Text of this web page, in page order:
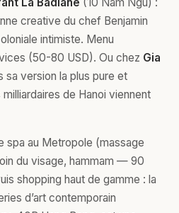
creative du chef Benjamin
intimiste. Menu
(50-80 USD). Ou chez Gia
sa version la plus pure et
de Hanoi viennent
spa au Metropole (massage
du visage, hammam — 90
shopping haut de gamme : la
d’art contemporain